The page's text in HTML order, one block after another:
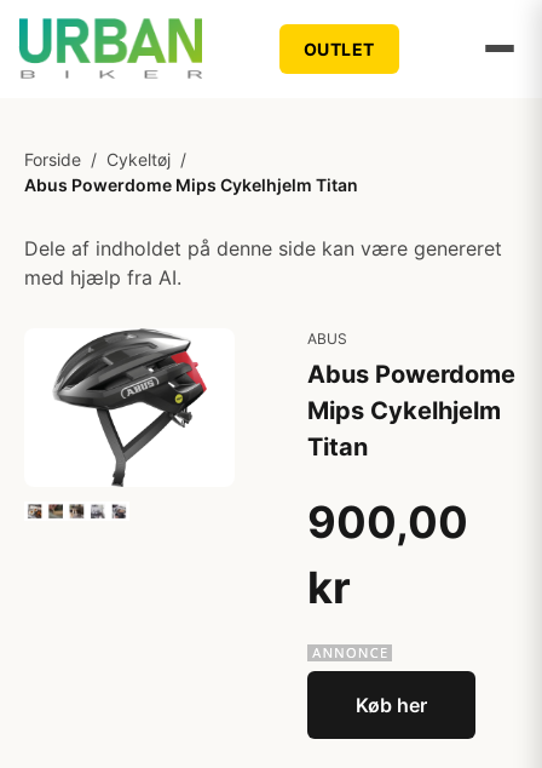
OUTLET
Forside / Cykeltøj /
Abus Powerdome Mips Cykelhjelm Titan
Dele af indholdet på denne side kan være genereret
med hjælp fra AI.
ABUS
Abus Powerdome
Mips Cykelhjelm
Titan
900,00
kr
Køb her